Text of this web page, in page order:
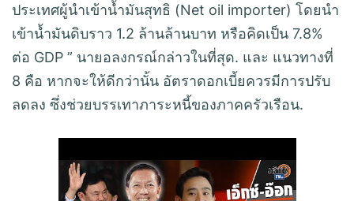
ประเทศผู้นำเข้าน้ำมันสุทธิ (Net oil importer) โดยนำ
เข้าน้ำมันดิบราว 1.2 ล้านล้านบาท หรือคิดเป็น 7.8%
ต่อ GDP ” นายอลงกรณ์กล่าวในที่สุด. และ แนวทางที่
8 คือ หากจะให้ดีกว่านั้น อัตราดอกเบี้ยควรมีการปรับ
ลดลง ซึ่งช่วยบรรเทาภาระหนี้ของภาคครัวเรือน.